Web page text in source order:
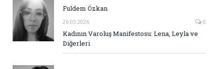
Fuldem Özkan
26.03.2026 0
Kadının Varoluş Manifestosu: Lena, Leyla ve
Diğerleri